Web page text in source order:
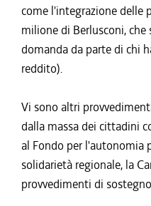
come l'integrazione delle
milione di Berlusconi,
domanda da parte di chi
reddito).
Vi sono altri
dalla massa dei cittadini
al Fondo per l'autonomia
solidarietà regionale, la
provvedimenti di